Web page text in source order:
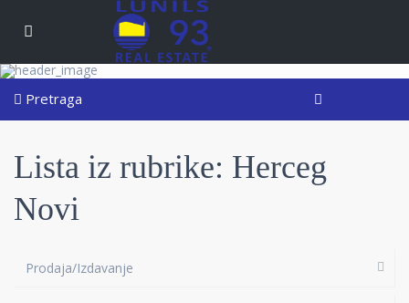
Pretraga
Lista iz rubrike: Herceg
Novi
Prodaja/Izdavanje